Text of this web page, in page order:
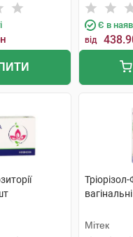
Є в
від
Тріорізол-
Мітек